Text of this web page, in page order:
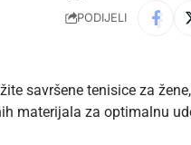
PODIJELI
savršene tenisice za
materijala za optimalnu